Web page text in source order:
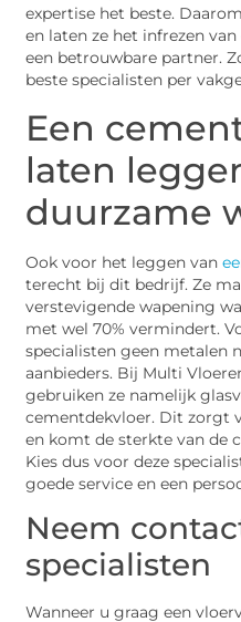
expertise het beste.
en laten ze het infrezen
een betrouwbare partner.
beste specialisten per
Een
laten
duurzame
Ook voor het leggen van
terecht bij dit bedrijf. Ze
verstevigende wapening
met wel 70% vermindert.
specialisten geen metalen
aanbieders. Bij Multi
gebruiken ze namelijk
cementdekvloer. Dit zorgt
en komt de sterkte van de
Kies dus voor deze
goede service en een
Neem
specialisten
Wanneer u graag een